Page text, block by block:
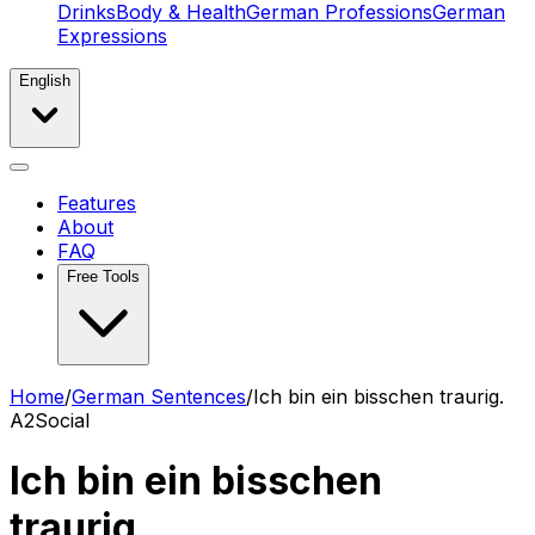
DrinksBody & HealthGerman ProfessionsGerman
Expressions
English
Features
About
FAQ
Free Tools
Home/German Sentences/Ich bin ein bisschen traurig.
A2Social
Ich bin ein bisschen